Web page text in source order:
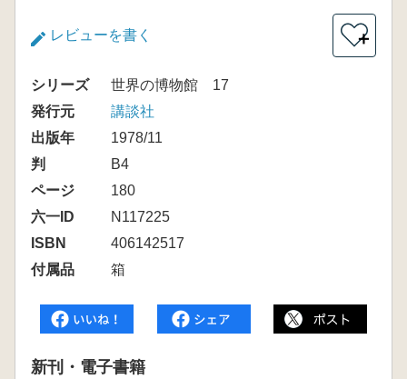
レビューを書く ＋
シリーズ
世界の博物館 17
発行元
講談社
出版年
1978/11
判
B4
ページ
180
六一ID
N117225
ISBN
406142517
付属品
箱
新刊・電子書籍